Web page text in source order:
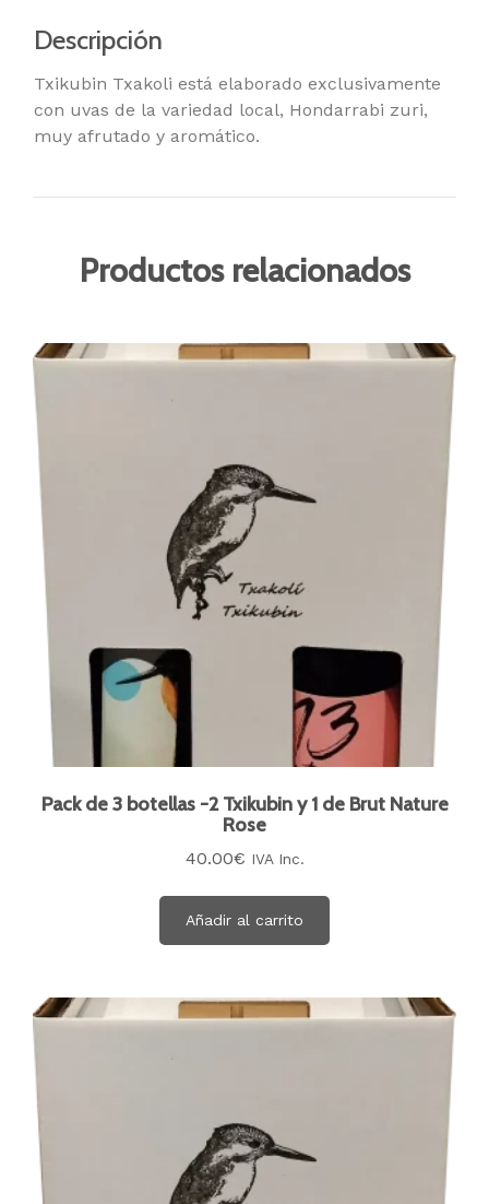
Descripción
Txikubin Txakoli está elaborado exclusivamente
con uvas de la variedad local, Hondarrabi zuri,
muy afrutado y aromático.
Productos relacionados
Pack de 3 botellas -2 Txikubin y 1 de Brut Nature
Rose
40.00€ IVA Inc.
Añadir al carrito